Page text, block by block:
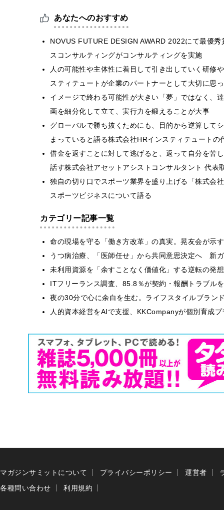
あなたへのおすすめ
NOVUS FUTURE DESIGN AWARD 2022にて最優
スコンサルティングがコンサルティングを実施
人の可能性や主体性に着目して引き出していく研修
スティテュートが企業のパートナーとして大切に思
イメージで終わる可能性が大きい「夢」ではなく、
画を細分化して立て、実行力を鍛えることが大事
グローバルで勝ち抜くためにも、目的から逆算して
まっていると語る株式会社HRインスティテュート
借金を返すことに対して逃げると、返って自分を苦
話す株式会社アセットアシストコンサルタント 代表
独自の切り口でスポーツ業界を盛り上げる「株式会
スポーツビジネスについて語る
カテゴリー記事一覧
命の現場を守る「働き方改革」の真実。晃友会が示
うつ病治療、「医師任せ」から共同意思決定へ 新
未利用資源を「余すことなく価値化」する逆転の発
ITフリーランス調査、85.8％が契約・報酬トラブ
夜の30分で心に余白を生む。ライフスタイルブラン
人的資本経営をAIで支援、KKCompanyが個別育成
マガジンサミットについて プライバシーポリシー 運営者
各種問い合わせ
利用規約